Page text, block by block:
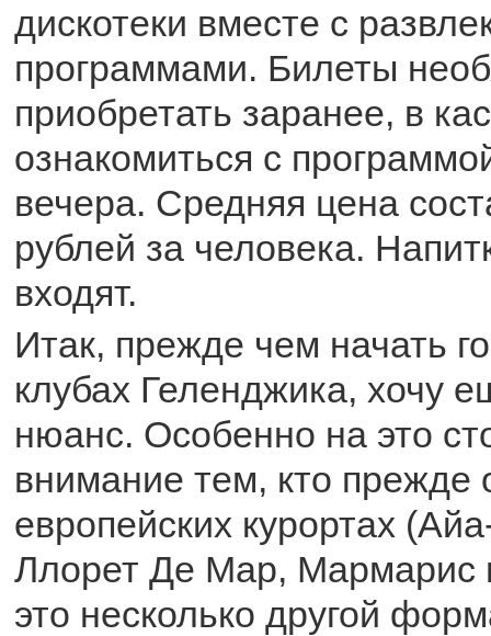
дискотеки вместе с
программами. Билеты
приобретать заранее, в
ознакомиться с
вечера. Средняя цена
рублей за человека.
входят.
Итак, прежде чем начать
клубах Геленджика, хочу
нюанс. Особенно на это
внимание тем, кто прежде
европейских курортах
Ллорет Де Мар, Мармарис
это несколько другой